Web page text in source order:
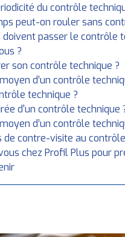
du contrôle
peut-on rouler sans
passer le contrôle
?
son contrôle technique ?
d’un contrôle
technique ?
d'un contrôle technique
d’un contrôle
de contre-visite au
chez Profil Plus pour